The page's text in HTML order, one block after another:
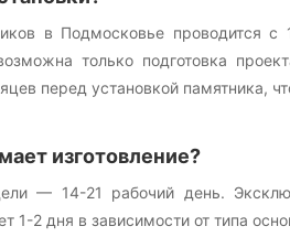
в Подмосковье проводится
только подготовка
перед установкой памятника,
изготовление?
— 14-21 рабочий день.
1-2 дня в зависимости от типа